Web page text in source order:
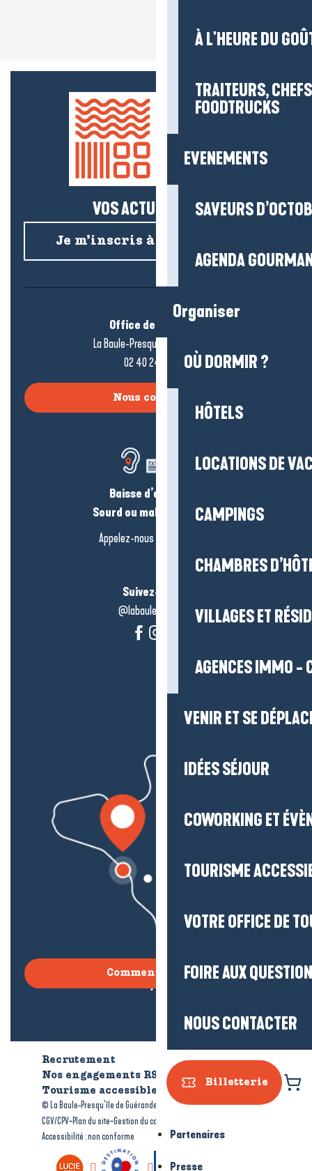
À L'HEURE DU
TRAITEURS,
FOODTRUCKS
EVENEMENTS
SAVEURS
AGENDA
Organiser
OÙ DORMIR ?
HÔTELS
LOCATIONS DE
CAMPINGS
CHAMBRES
VILLAGES ET
AGENCES IMMO -
VENIR ET SE
IDÉES SÉJOUR
COWORKING ET
TOURISME
VOTRE OFFICE DE
FOIRE AUX
NOUS CONTACTER
Billetterie
Partenaires
Presse
VOS ACTUS SALÉES !
Je m’inscris à la newsletter
Office de tourisme
La Baule-Presqu’île de Guérande
02 40 24 34 44
Nous contacter
Baisse d’audition ?
Sourd ou malentendant ?
Appelez-nous en
Suivez-nous !
@labauleguérande
Comment venir ?
Recrutement
Qui sommes-nous ?
Nos engagements RSE
Tourisme accessible
© La Baule-Presqu’île de Guérande tourisme-Mentions légales-
CGV/CPV-Plan du site-Gestion du consentement
Accessibilité : non conforme